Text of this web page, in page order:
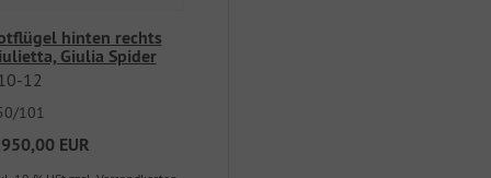
hinten rechts
Giulia Spider
12
101
EUR